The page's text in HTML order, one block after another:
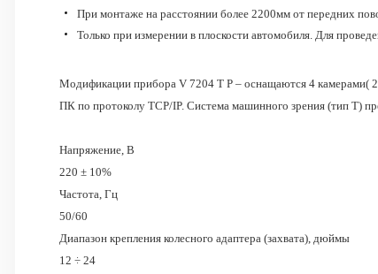
При монтаже на расстоянии более 2200мм от передних
Только при измерении в плоскости автомобиля. Для
Модификации прибора V 7204 T P – оснащаются 4 камерами(
ПК по протоколу TCP/IP. Система машинного зрения (тип Т)
Напряжение, В
220 ± 10%
Частота, Гц
50/60
Диапазон крепления колесного адаптера (захвата), дюймы
12 ÷ 24